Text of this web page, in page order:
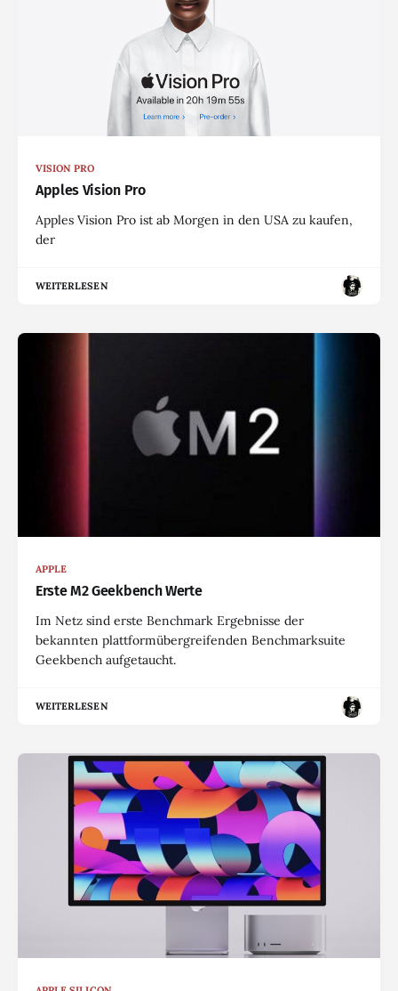
VISION PRO
Apples Vision Pro
Apples Vision Pro ist ab Morgen in den USA zu kaufen,
der
WEITERLESEN
APPLE
Erste M2 Geekbench Werte
Im Netz sind erste Benchmark Ergebnisse der
bekannten plattformübergreifenden Benchmarksuite
Geekbench aufgetaucht.
WEITERLESEN